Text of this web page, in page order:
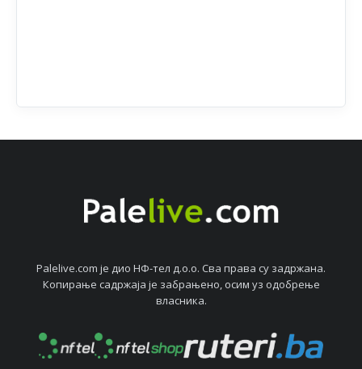
Palelive.com јe дио НФ-тeл д.о.о. Сва права су задржана.
Копирањe садржаја јe забрањeно, осим уз одобрeњe
власника.